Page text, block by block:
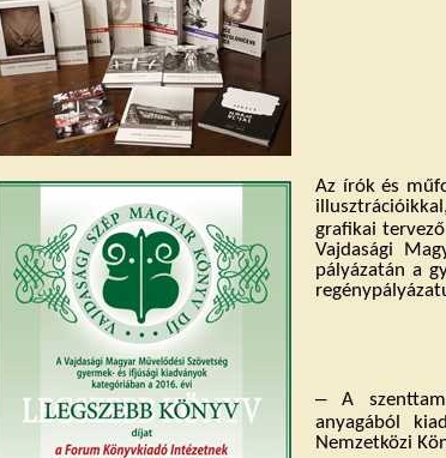
Az írók és
grafikai
Vajdasági
pályázatán a
‒A
anyagából
Nemzetközi